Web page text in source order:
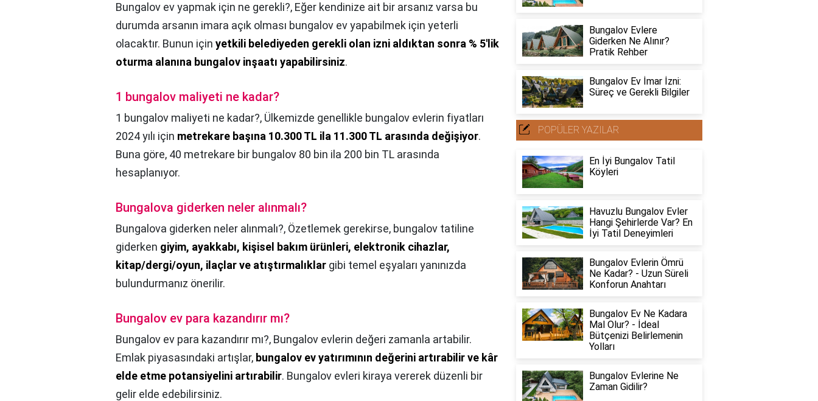
Bungalov ev yapmak için ne gerekli?, Eğer kendinize ait bir arsanız varsa bu
durumda arsanın imara açık olması bungalov ev yapabilmek için yeterli
olacaktır. Bunun için yetkili belediyeden gerekli olan izni aldıktan sonra % 5'lik
oturma alanına bungalov inşaatı yapabilirsiniz.
1 bungalov maliyeti ne kadar?
1 bungalov maliyeti ne kadar?, Ülkemizde genellikle bungalov evlerin fiyatları
2024 yılı için metrekare başına 10.300 TL ila 11.300 TL arasında değişiyor.
Buna göre, 40 metrekare bir bungalov 80 bin ila 200 bin TL arasında
hesaplanıyor.
Bungalova giderken neler alınmalı?
Bungalova giderken neler alınmalı?, Özetlemek gerekirse, bungalov tatiline
giderken giyim, ayakkabı, kişisel bakım ürünleri, elektronik cihazlar,
kitap/dergi/oyun, ilaçlar ve atıştırmalıklar gibi temel eşyaları yanınızda
bulundurmanız önerilir.
Bungalov ev para kazandırır mı?
Bungalov ev para kazandırır mı?, Bungalov evlerin değeri zamanla artabilir.
Emlak piyasasındaki artışlar, bungalov ev yatırımının değerini artırabilir ve kâr
elde etme potansiyelini artırabilir. Bungalov evleri kiraya vererek düzenli bir
gelir elde edebilirsiniz.
Bungalov Evlere
Giderken Ne Alınır?
Pratik Rehber
Bungalov Ev İmar İzni:
Süreç ve Gerekli Bilgiler
POPÜLER YAZILAR
En İyi Bungalov Tatil
Köyleri
Havuzlu Bungalov Evler
Hangi Şehirlerde Var? En
İyi Tatil Deneyimleri
Bungalov Evlerin Ömrü
Ne Kadar? - Uzun Süreli
Konforun Anahtarı
Bungalov Ev Ne Kadara
Mal Olur? - İdeal
Bütçenizi Belirlemenin
Yolları
Bungalov Evlerine Ne
Zaman Gidilir?